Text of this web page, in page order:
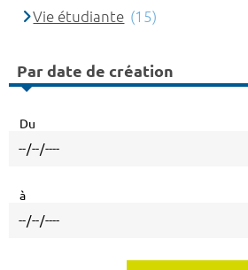
Vie étudiante (15)
Par date de création
Du
à